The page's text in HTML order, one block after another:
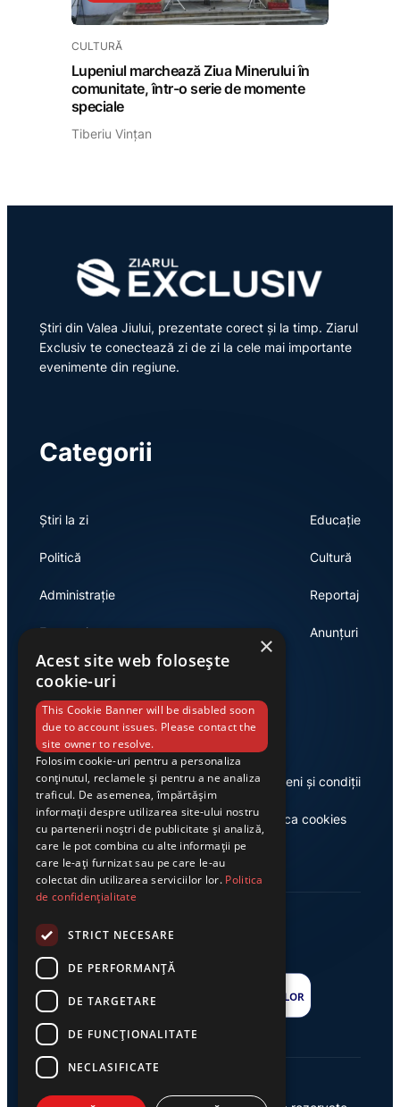
CULTURĂ
Lupeniul marchează Ziua Minerului în
comunitate, într-o serie de momente
speciale
Tiberiu Vințan
Știri din Valea Jiului, prezentate corect și la timp. Ziarul
Exclusiv te conectează zi de zi la cele mai importante
evenimente din regiune.
Categorii
Știri la zi
Politică
Administrație
Economie
Educație
Cultură
Reportaj
Anunțuri
Link-uri utile
Despre noi
Casa de editură Exclusiv
Termeni și condiții
Politica cookies
×
Acest site web folosește
cookie-uri
This Cookie Banner will be disabled soon
due to account issues. Please contact the
site owner to resolve.
Folosim cookie-uri pentru a personaliza
conținutul, reclamele și pentru a ne analiza
traficul. De asemenea, împărtășim
informații despre utilizarea site-ului nostru
cu partenerii noștri de publicitate și analiză,
care le pot combina cu alte informații pe
care le-ați furnizat sau pe care le-au
colectat din utilizarea serviciilor lor. Politica
de confidențialitate
STRICT NECESARE
DE PERFORMANȚĂ
DE TARGETARE
DE FUNCŢIONALITATE
NECLASIFICATE